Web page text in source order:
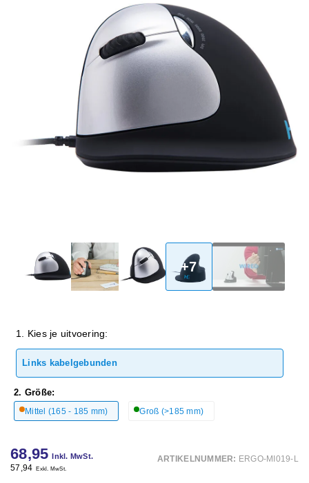
+7
1. Kies je uitvoering:
Links kabelgebunden
2. Größe:
Mittel (165 - 185 mm) Groß (>185 mm)
68,95 Inkl. MwSt.
57,94 Exkl. MwSt.
ARTIKELNUMMER: ERGO-MI019-L